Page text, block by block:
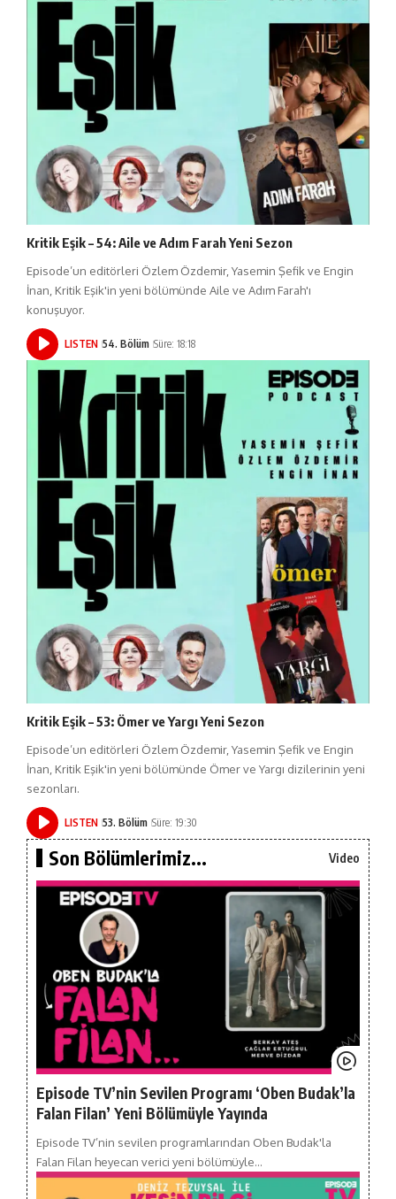
Kritik Eşik – 54: Aile ve Adım Farah Yeni Sezon
Episode’un editörleri Özlem Özdemir, Yasemin Şefik ve Engin
İnan, Kritik Eşik'in yeni bölümünde Aile ve Adım Farah'ı
konuşuyor.
LISTEN 54. Bölüm Süre: 18:18
Kritik Eşik – 53: Ömer ve Yargı Yeni Sezon
Episode’un editörleri Özlem Özdemir, Yasemin Şefik ve Engin
İnan, Kritik Eşik'in yeni bölümünde Ömer ve Yargı dizilerinin yeni
sezonları.
LISTEN 53. Bölüm Süre: 19:30
Son Bölümlerimiz... Video
Episode TV’nin Sevilen Programı ‘Oben Budak’la
Falan Filan’ Yeni Bölümüyle Yayında
Episode TV’nin sevilen programlarından Oben Budak'la
Falan Filan heyecan verici yeni bölümüyle…